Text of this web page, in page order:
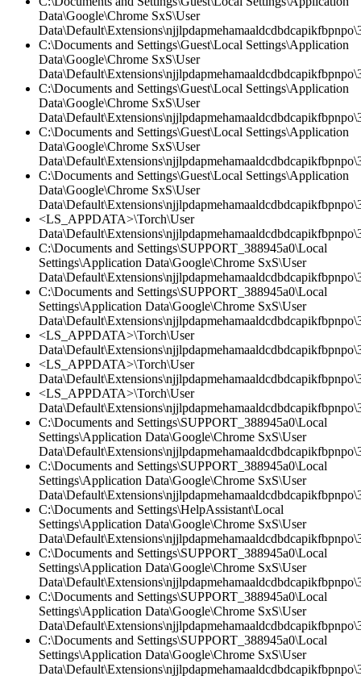
Data\Google\Chrome SxS\User
C:\Documents and Settings\Guest\Local Settings\Application
Data\Google\Chrome SxS\User
C:\Documents and Settings\Guest\Local Settings\Application
Data\Google\Chrome SxS\User
C:\Documents and Settings\Guest\Local Settings\Application
Data\Google\Chrome SxS\User
C:\Documents and Settings\Guest\Local Settings\Application
Data\Google\Chrome SxS\User
<LS_APPDATA>\Torch\User
C:\Documents and Settings\SUPPORT_388945a0\Local
Settings\Application Data\Google\Chrome SxS\User
C:\Documents and Settings\SUPPORT_388945a0\Local
Settings\Application Data\Google\Chrome SxS\User
<LS_APPDATA>\Torch\User
<LS_APPDATA>\Torch\User
<LS_APPDATA>\Torch\User
C:\Documents and Settings\SUPPORT_388945a0\Local
Settings\Application Data\Google\Chrome SxS\User
C:\Documents and Settings\SUPPORT_388945a0\Local
Settings\Application Data\Google\Chrome SxS\User
C:\Documents and Settings\HelpAssistant\Local
Settings\Application Data\Google\Chrome SxS\User
C:\Documents and Settings\SUPPORT_388945a0\Local
Settings\Application Data\Google\Chrome SxS\User
C:\Documents and Settings\SUPPORT_388945a0\Local
Settings\Application Data\Google\Chrome SxS\User
C:\Documents and Settings\SUPPORT_388945a0\Local
Settings\Application Data\Google\Chrome SxS\User